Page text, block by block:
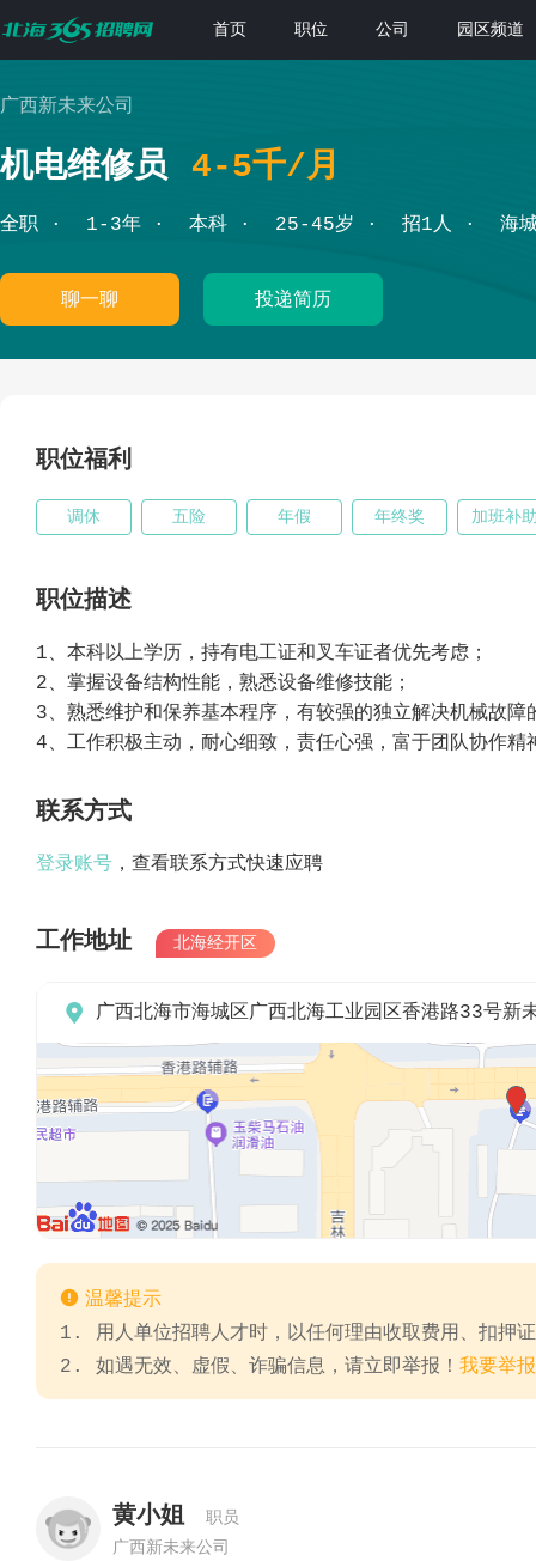
首页 职位 公司 园区频道
广西新未来公司
机电维修员 4-5千/月
全职 1-3年 本科 25-45岁 招1人 海
聊一聊 投递简历
职位福利
调休 五险 年假 年终奖 加班补
职位描述
1、本科以上学历，持有电工证和叉车证者优先考虑；
2、掌握设备结构性能，熟悉设备维修技能；
3、熟悉维护和保养基本程序，有较强的独立解决机械故障
4、工作积极主动，耐心细致，责任心强，富于团队协作精
联系方式
登录账号 ，查看联系方式快速应聘
工作地址 北海经开区
 广西北海市海城区广西北海工业园区香港路33号新
 温馨提示
1. 用人单位招聘人才时，以任何理由收取费用、扣押
2. 如遇无效、虚假、诈骗信息，请立即举报！ 我要举报
黄小姐
职员
广西新未来公司